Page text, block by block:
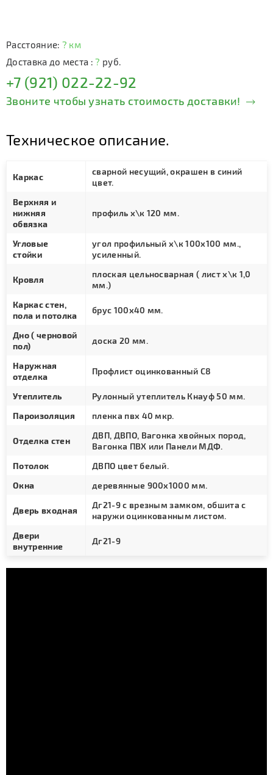
Расстояние: ? км
Доставка до места :? руб.
+7 (921) 022-22-92
Звоните чтобы узнать стоимость доставки!
Техническое описание.
Каркас
сварной несущий, окрашен в синий
цвет.
Верхняя и
нижняя
обвязка
профиль х\к 120 мм.
Угловые
стойки
угол профильный х\к 100х100 мм.,
усиленный.
Кровля
плоская цельносварная ( лист х\к 1,0
мм.)
Каркас стен,
пола и потолка
брус 100х40 мм.
Дно ( черновой
пол)
доска 20 мм.
Наружная
отделка
Профлист оцинкованный С8
Утеплитель
Рулонный утеплитель Кнауф 50 мм.
Пароизоляция
пленка пвх 40 мкр.
Отделка стен
ДВП, ДВПО, Вагонка хвойных пород,
Вагонка ПВХ или Панели МДФ.
Потолок
ДВПО цвет белый.
Окна
деревянные 900х1000 мм.
Дверь входная
Дг21-9 с врезным замком, обшита с
наружи оцинкованным листом.
Двери
внутренние
Дг21-9